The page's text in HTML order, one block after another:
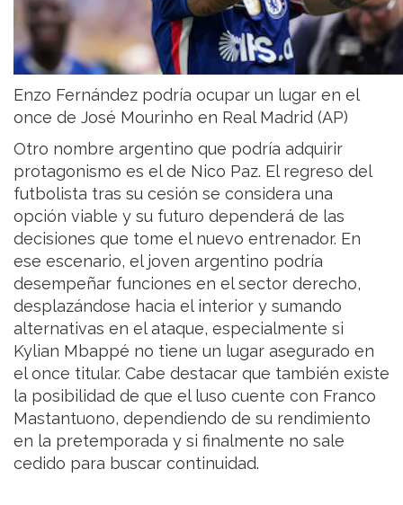
Enzo Fernández podría ocupar un lugar en el
once de José Mourinho en Real Madrid (AP)
Otro nombre argentino que podría adquirir
protagonismo es el de Nico Paz. El regreso del
futbolista tras su cesión se considera una
opción viable y su futuro dependerá de las
decisiones que tome el nuevo entrenador. En
ese escenario, el joven argentino podría
desempeñar funciones en el sector derecho,
desplazándose hacia el interior y sumando
alternativas en el ataque, especialmente si
Kylian Mbappé no tiene un lugar asegurado en
el once titular. Cabe destacar que también existe
la posibilidad de que el luso cuente con Franco
Mastantuono, dependiendo de su rendimiento
en la pretemporada y si finalmente no sale
cedido para buscar continuidad.